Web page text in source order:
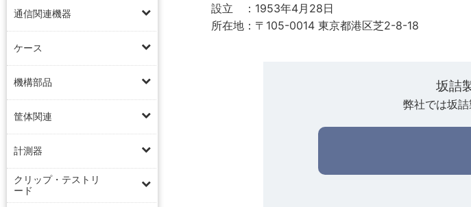
通信関連機器
ケース
機構部品
筐体関連
計測器
クリップ・テストリ
ード
設立 ：1953年4月28日
所在地：〒105-0014 東京都港区芝2-8-18
坂詰
弊社では坂